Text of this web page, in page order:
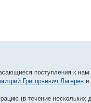
поступления к
Григорьевич Лагерев и
(в течение